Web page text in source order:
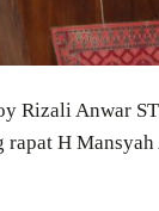
Rizali Anwar
rapat H